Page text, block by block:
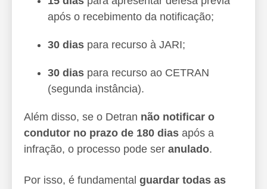
após o recebimento da notificação;
30 dias para recurso à JARI;
30 dias para recurso ao CETRAN
(segunda instância).
Além disso, se o Detran não notificar o
condutor no prazo de 180 dias após a
infração, o processo pode ser anulado.
Por isso, é fundamental guardar todas as